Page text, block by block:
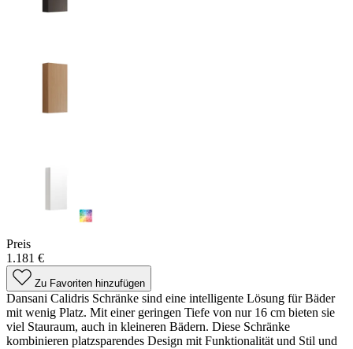
Preis
1.181 €
Zu Favoriten hinzufügen
Dansani Calidris Schränke sind eine intelligente Lösung für Bäder
mit wenig Platz. Mit einer geringen Tiefe von nur 16 cm bieten sie
viel Stauraum, auch in kleineren Bädern. Diese Schränke
kombinieren platzsparendes Design mit Funktionalität und Stil und